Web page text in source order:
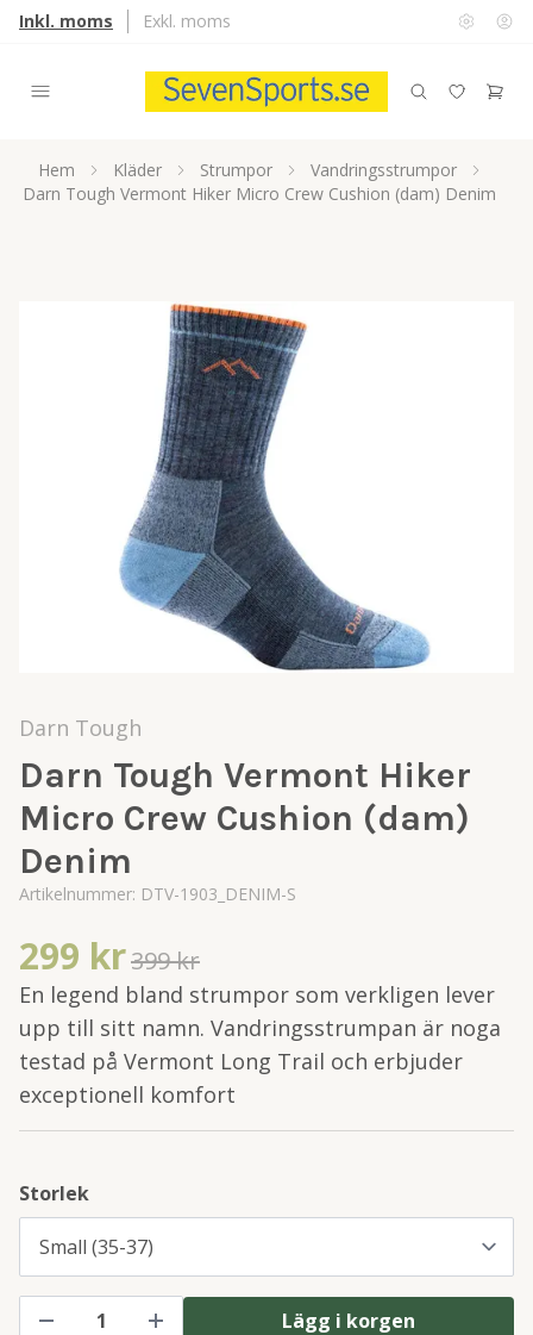
Inkl. moms Exkl. moms
Hem Kläder Strumpor
Vandringsstrumpor
Darn Tough Vermont Hiker Micro Crew Cushion (dam) Denim
Darn Tough
Darn Tough Vermont Hiker
Micro Crew Cushion (dam)
Denim
Artikelnummer: DTV-1903_DENIM-S
299 kr399 kr
En legend bland strumpor som verkligen lever
upp till sitt namn. Vandringsstrumpan är noga
testad på Vermont Long Trail och erbjuder
exceptionell komfort
Storlek
Lägg i korgen